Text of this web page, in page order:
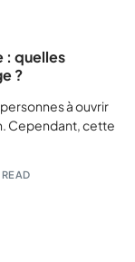
: quelles
?
à ouvrir
Cependant, cette